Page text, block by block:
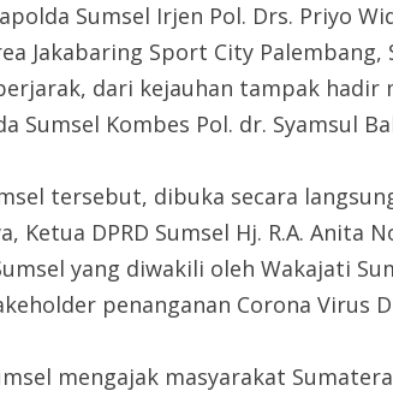
Sumsel Irjen Pol. Drs. Priyo
Jakabaring Sport City Palembang,
dari kejauhan tampak hadir
Sumsel Kombes Pol. dr. Syamsul
tersebut, dibuka secara
Ketua DPRD Sumsel Hj. R.A.
yang diwakili oleh Wakajati
penanganan Corona Virus
mengajak masyarakat